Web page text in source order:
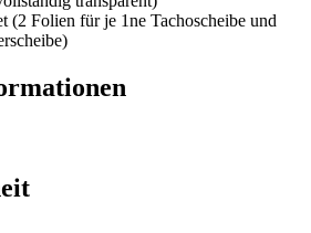
(2 Folien für je 1ne Tachoscheibe und